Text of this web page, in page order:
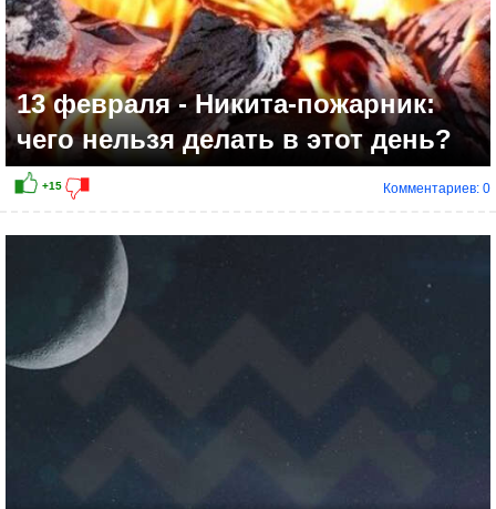
13 февраля - Никита-пожарник:
чего нельзя делать в этот день?
Комментариев: 0